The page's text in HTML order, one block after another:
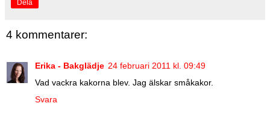
Dela
4 kommentarer:
Erika - Bakglädje 24 februari 2011 kl. 09:49
Vad vackra kakorna blev. Jag älskar småkakor.
Svara